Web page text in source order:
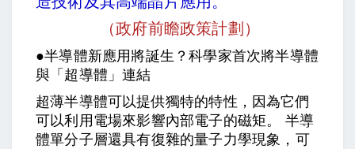
（政府前瞻政策計劃）
●半導體新應用將誕生？科學家首次將半導體
與「超導體」連結
超薄半導體可以提供獨特的特性，因為它們
可以利用電場來影響內部電子的磁矩。 半導
體單分子層還具有復雜的量子力學現象，可